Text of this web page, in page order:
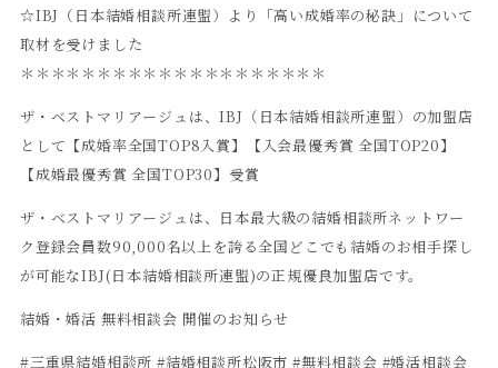
☆IBJ（日本結婚相談所連盟）より「高い成婚率の秘訣」について
取材を受けました
＊＊＊＊＊＊＊＊＊＊＊＊＊＊＊＊＊＊＊＊
ザ・ベストマリアージュは、IBJ（日本結婚相談所連盟）の加盟店
として【成婚率全国TOP8入賞】【入会最優秀賞 全国TOP20】
【成婚最優秀賞 全国TOP30】受賞
ザ・ベストマリアージュは、日本最大級の結婚相談所ネットワー
ク登録会員数90,000名以上を誇る全国どこでも結婚のお相手探し
が可能なIBJ(日本結婚相談所連盟)の正規優良加盟店です。
結婚・婚活 無料相談会 開催のお知らせ
#三重県結婚相談所#結婚相談所松阪市#無料相談会 #婚活相談会